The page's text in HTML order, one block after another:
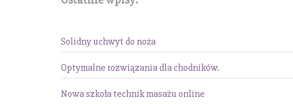
Solidny uchwyt do noża
Optymalne rozwiązania dla chodników.
Nowa szkoła technik masażu online